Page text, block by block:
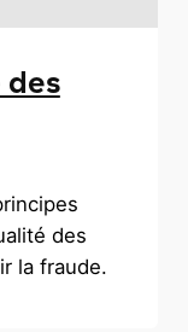
des
la fraude.